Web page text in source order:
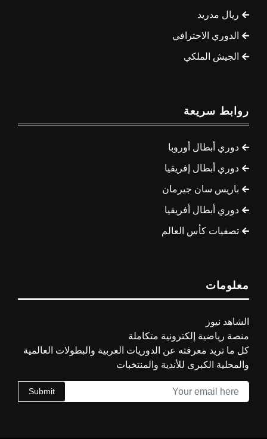
ريال مدريد
الدوري الاحترافي
الجيش الملكي
روابط سريعة
دوري أبطال أوروبا
دوري أبطال إفريقيا
باريس سان جيرمان
دوري أبطال أفريقيا
تصفيات كأس العالم
معلومات
الشاهد نيوز
منصة رياضية إلكترونية متكاملة
كل ما تريد معرفته عن الدوريات العربية والبطولات العالمية
والمحلية الكبرى للأندية والمنتخبات
Submit